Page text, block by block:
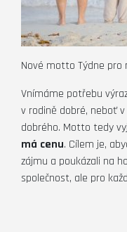
Nové motto Týdne pro
Vnímáme potřebu
v rodině dobré, neboť
dobrého. Motto tedy
má cenu. Cílem je,
zájmu a poukázali na
společnost, ale pro